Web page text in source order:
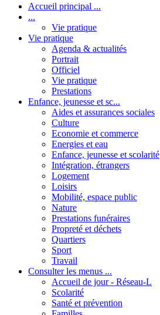
Accueil principal ...
...
Vie pratique
Vie pratique
Agenda & actualités
Portrait
Officiel
Vie pratique
Prestations
Enfance, jeunesse et sc...
Aides et assurances sociales
Culture
Economie et commerce
Energies et eau
Enfance, jeunesse et scolarité
Intégration, étrangers
Logement
Loisirs
Mobilité, espace public
Nature
Prestations funéraires
Propreté et déchets
Quartiers
Sport
Travail
Consulter les menus ...
Accueil de jour - Réseau-L
Scolarité
Santé et prévention